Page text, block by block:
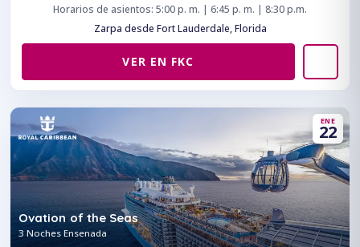
Horarios de asientos: 5:00 p. m. | 6:45 p. m. | 8:30 p.m.
Zarpa desde Fort Lauderdale, Florida
VER EN FKC
ENE
22
Ovation of the Seas
3 Noches Ensenada